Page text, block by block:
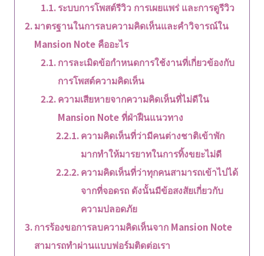
ระบบการโพสต์รีวิว การเผยแพร่ และการดูรีวิว
มาตรฐานในการลบความคิดเห็นและคำวิจารณ์ใน
Mansion Note คืออะไร
การละเมิดข้อกำหนดการใช้งานที่เกี่ยวข้องกับ
การโพสต์ความคิดเห็น
ความเสียหายจากความคิดเห็นที่ไม่ดีใน
Mansion Note ที่ฝ่าฝืนแนวทาง
ความคิดเห็นที่ว่ามีคนต่างชาติเข้าพัก
มากทำให้มารยาทในการทิ้งขยะไม่ดี
ความคิดเห็นที่ว่าทุกคนสามารถเข้าไปได้
จากที่จอดรถ ดังนั้นมีข้อสงสัยเกี่ยวกับ
ความปลอดภัย
การร้องขอการลบความคิดเห็นจาก Mansion Note
สามารถทำผ่านแบบฟอร์มติดต่อเรา